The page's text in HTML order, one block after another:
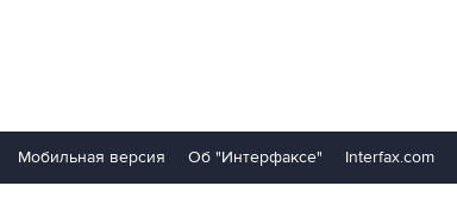
Мобильная версия Об "Интерфаксе" Interfax.com